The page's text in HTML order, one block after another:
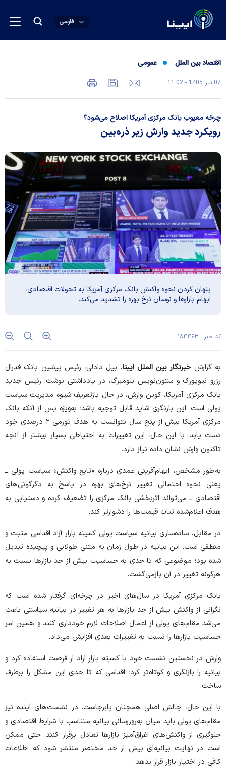
فارسی
اقتصاد بین الملل عمومی
07 تير 1405 - 11:02
چرخه معیوب بانک مرکزی آمریکا اصلاح می‌شود؟
رویکرد جدید وارش زیر ذره‌بین
پنهان کردن نحوه واکنش بانک مرکزی آمریکا به تحولات اقتصادی،
ابهام بازار‌ها و نوسان نرخ بهره را تشدید می‌کند.
کد خبر : ۱۸۴۴۶۳
به گزارش خبرنگار بین الملل ایبنا، بیل دادلی، رئیس پیشین بانک فدرال
رزرو نیویورک و ستون‌نویس بلومبرگ، در یادداشتی نوشت: رئیس جدید
بانک مرکزی آمریکا، کوین وارش، در حال بازتعریف شیوه مدیریت سیاست
پولی است. این بازنگری شاید قابل توجیه باشد؛ به‌ویژه پس از آنکه بانک
مرکزی آمریکا بیش از پنج سال نتوانست به هدف تورمی ۲ درصدی خود
دست یابد. با این حال، این تغییرات به احتیاطی بسیار بیشتر از آنچه
تاکنون وارش نشان داده نیاز دارد.
به‌طور مشخص، ابهام‌آفرینی عمدی درباره «تابع واکنش» سیاست پولی ــ
یعنی نحوه احتمالی تغییر نرخ‌های بهره در پاسخ به دگرگونی‌های
اقتصادی ــ می‌تواند اثربخشی بانک مرکزی را تضعیف کرده و دستیابی به
هدف اعلام‌شده ثبات قیمت‌ها را دشوارتر کند.
در مقابل، ساده‌سازی بیانیه سیاست پولی کمیته بازار آزاد اقدامی مثبت و
منطقی است. این بیانیه در طول زمان به متنی طولانی و پیچیده تبدیل
شده بود؛ موضوعی که تا حدی به حساسیت بیش از حد بازار‌ها نسبت به
هرگونه تغییر در آن بازمی‌گشت.
بانک مرکزی آمریکا در سال‌های اخیر در چرخه‌ای گرفتار شده است که
نگرانی از واکنش بیش از حد بازار‌ها به هر تغییر در بیانیه سیاستی باعث
می‌شد مقام‌های پولی از اعمال اصلاحات لازم خودداری کنند و همین امر
حساسیت بازار‌ها را نسبت به تغییرات بعدی افزایش می‌داد.
وارش در نخستین نشست خود با کمیته بازار آزاد از فرصت استفاده کرد و
بیانیه را بازنگری و کوتاه‌تر کرد؛ اقدامی که تا حدی این مشکل را برطرف
ساخت.
با این حال، چالش اصلی همچنان پابرجاست. در نشست‌های آینده نیز
مقام‌های پولی باید میان به‌روزرسانی بیانیه متناسب با شرایط اقتصادی و
جلوگیری از واکنش‌های اغراق‌آمیز بازار‌ها تعادل برقرار کنند. حتی ممکن
است در نهایت بیانیه‌ای بیش از حد مختصر منتشر شود که اطلاعات
کافی در اختیار بازار قرار ندهد.